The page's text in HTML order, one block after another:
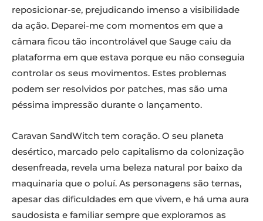
reposicionar-se, prejudicando imenso a visibilidade
da ação. Deparei-me com momentos em que a
câmara ficou tão incontrolável que Sauge caiu da
plataforma em que estava porque eu não conseguia
controlar os seus movimentos. Estes problemas
podem ser resolvidos por patches, mas são uma
péssima impressão durante o lançamento.
Caravan SandWitch tem coração. O seu planeta
desértico, marcado pelo capitalismo da colonização
desenfreada, revela uma beleza natural por baixo da
maquinaria que o poluí. As personagens são ternas,
apesar das dificuldades em que vivem, e há uma aura
saudosista e familiar sempre que exploramos as